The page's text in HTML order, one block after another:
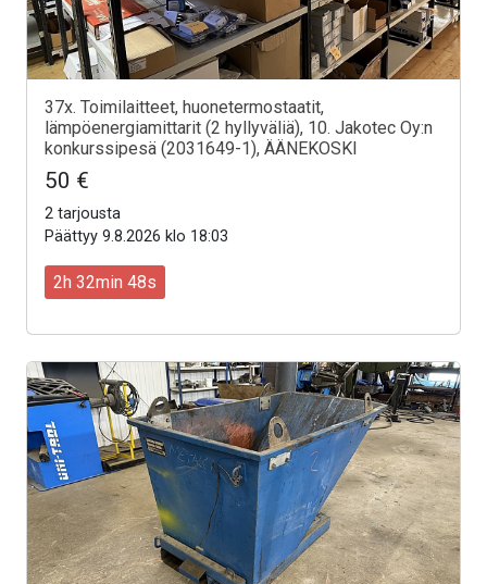
37x. Toimilaitteet, huonetermostaatit,
lämpöenergiamittarit (2 hyllyväliä), 10. Jakotec Oy:n
konkurssipesä (2031649-1), ÄÄNEKOSKI
50 €
2 tarjousta
Päättyy 9.8.2026 klo 18:03
2h 32min 46s